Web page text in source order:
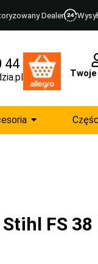
Dealer
44
FS